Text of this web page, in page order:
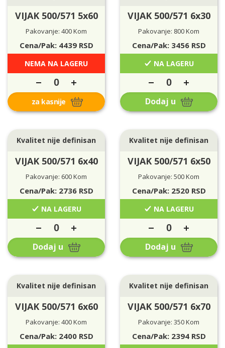
VIJAK 500/571 5x60
Pakovanje: 400 Kom
Cena/Pak: 4439RSD
NEMA NA LAGERU
za kasnije
VIJAK 500/571 6x30
Pakovanje: 800 Kom
Cena/Pak: 3456RSD
NA LAGERU
Dodaj u
Kvalitet nije definisan
VIJAK 500/571 6x40
Pakovanje: 600 Kom
Cena/Pak: 2736RSD
NA LAGERU
Dodaj u
Kvalitet nije definisan
VIJAK 500/571 6x50
Pakovanje: 500 Kom
Cena/Pak: 2520RSD
NA LAGERU
Dodaj u
Kvalitet nije definisan
VIJAK 500/571 6x60
Pakovanje: 400 Kom
Cena/Pak: 2400RSD
Kvalitet nije definisan
VIJAK 500/571 6x70
Pakovanje: 350 Kom
Cena/Pak: 2394RSD